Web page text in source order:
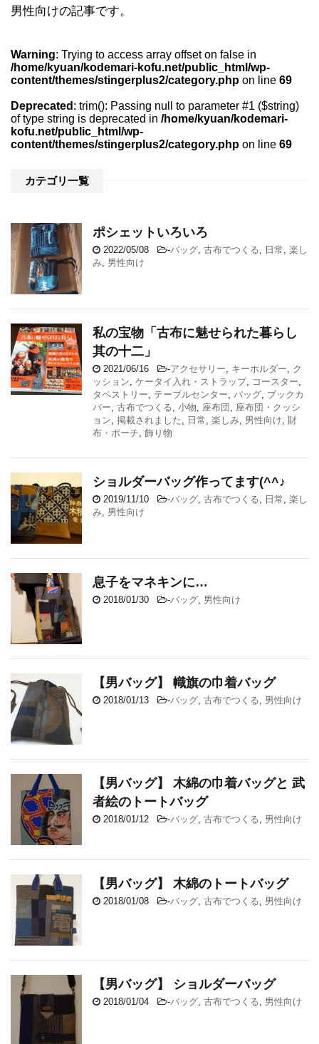
男性向けの記事です。
Warning: Trying to access array offset on false in
/home/kyuan/kodemari-kofu.net/public_html/wp-
content/themes/stingerplus2/category.php on line 69
Deprecated : trim(): Passing null to parameter #1 ($string)
of type string is deprecated in /home/kyuan/kodemari-
kofu.net/public_html/wp-
content/themes/stingerplus2/category.php on line 69
カテゴリ一覧
ポシェットいろいろ
2022/05/08 -バッグ 古布でつくる 日常 楽し
み 男性向け
私の宝物「古布に魅せられた暮らし
其の十二」
2021/06/16 -アクセサリー キーホルダー
ク
ッション ケータイ入れ・ストラップ, コースター
タペストリー
テーブルセンター バッグ ブックカ
バー 古布でつくる 小物 座布団
座布団・クッシ
ョン 掲載されました 日常 楽しみ 男性向け
財
布・ポーチ 飾り物
ショルダーバッグ作ってます(^^♪
2019/11/10 -バッグ 古布でつくる 日常 楽し
み 男性向け
息子をマネキンに…
2018/01/30 -バッグ 男性向け
【男バッグ】 幟旗の巾着バッグ
2018/01/13 -バッグ 古布でつくる 男性向け
【男バッグ】 木綿の巾着バッグと 武
者絵のトートバッグ
2018/01/12 -バッグ 古布でつくる 男性向け
【男バッグ】 木綿のトートバッグ
2018/01/08 -バッグ 古布でつくる 男性向け
【男バッグ】 ショルダーバッグ
2018/01/04 -バッグ 古布でつくる 男性向け